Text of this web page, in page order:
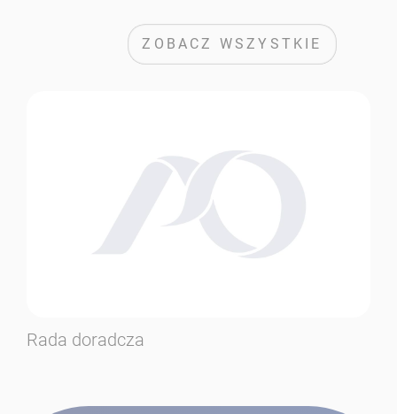
ZOBACZ WSZYSTKIE
Rada doradcza